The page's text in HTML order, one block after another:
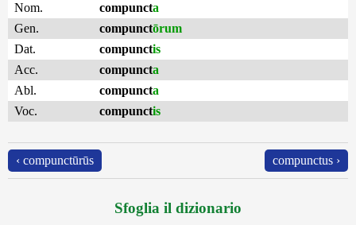
Nom.
compuncta
Gen.
compunctōrum
Dat.
compunctis
Acc.
compuncta
Abl.
compuncta
Voc.
compunctis
‹ compunctūrūs compunctus ›
Sfoglia il dizionario